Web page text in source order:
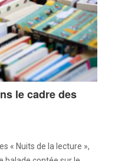
le cadre des
« Nuits de la lecture »,